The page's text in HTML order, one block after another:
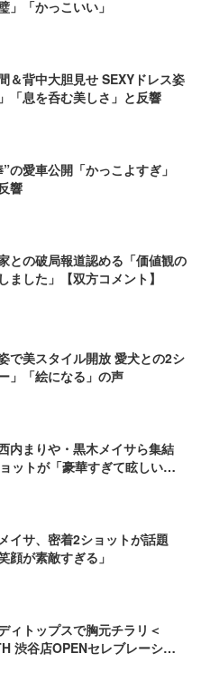
」「かっこいい」
＆背中大胆見せ SEXYドレス姿
「息を呑む美しさ」と反響
の愛車公開「かっこよすぎ」
響
との破局報道認める「価値観の
ました」【双方コメント】
で美スタイル開放 愛犬との2シ
」「絵になる」の声
内まりや・黒木メイサら集結
ットが「豪華すぎて眩しい」
イサ、密着2ショットが話題
顔が素敵すぎる」
ィトップスで胸元チラリ＜
渋谷店OPENセレブレーショ